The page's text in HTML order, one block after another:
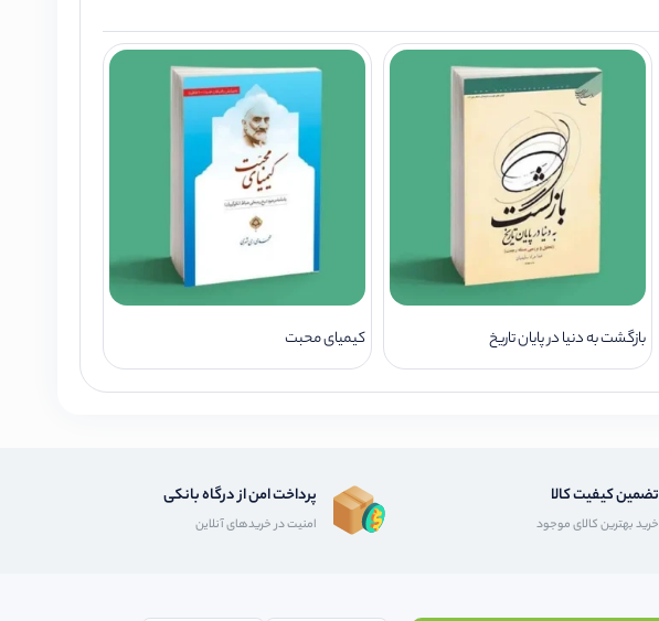
بازگشت به دنیا در پایان تاریخ کیمیای محبت
تضمین کیفیت کالا
خرید بهترین کالای موجود
پرداخت امن از درگاه بانکی
امنیت در خریدهای آنلاین